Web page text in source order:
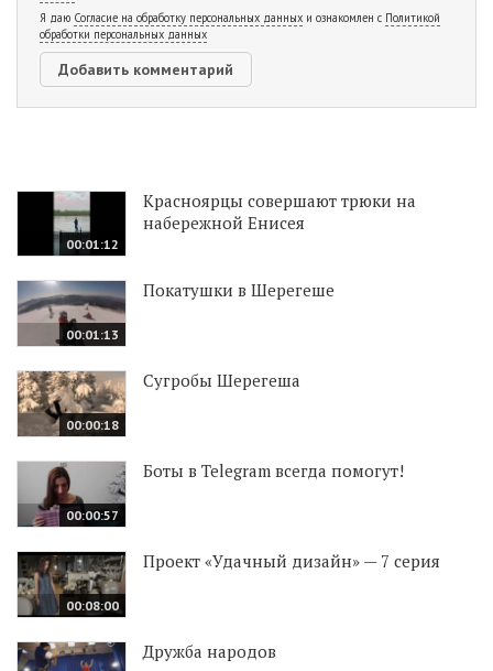
Я даю Согласие на обработку персональных данных и ознакомлен с Политикой
обработки персональных данных
00:01:12
Красноярцы совершают трюки на
набережной Енисея
00:01:13
Покатушки в Шерегеше
00:00:18
Сугробы Шерегеша
00:00:57
Боты в Telegram всегда помогут!
00:08:00
Проект «Удачный дизайн» — 7 серия
Дружба народов